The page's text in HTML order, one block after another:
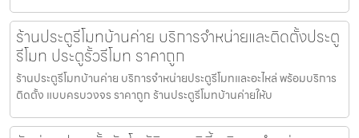
ร้านประตูรีโมทบ้านค่าย บริการจำหน่ายและติดตั้งประตู
รีโมท ประตูรั้วรีโมท ราคาถูก
ร้านประตูรีโมทบ้านค่าย บริการจำหน่ายประตูรีโมทและอะไหล่ พร้อมบริการ
ติดตั้ง แบบครบวงจร ราคาถูก ร้านประตูรีโมทบ้านค่ายให้บ